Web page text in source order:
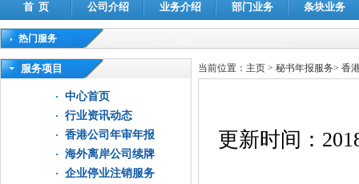
首 页 公司介绍 业务介绍 部门业务 条块业务
热门服务
高新技术企业认定审计|企业所得税汇算清缴申报鉴证
服务项目
中心首页
行业资讯动态
香港公司年审年报
海外离岸公司续牌
企业停业注销服务
当前位置： 主页 > 秘书年报服务> 香
更新时间：